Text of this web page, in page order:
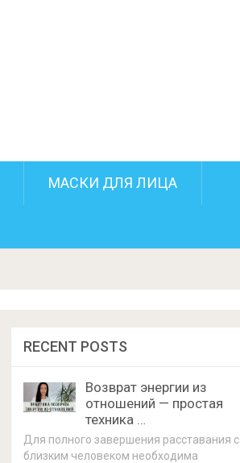
МАСКИ ДЛЯ ЛИЦА
RECENT POSTS
Возврат энергии из
отношений — простая
техника …
Для полного завершения расставания с
близким человеком необходима